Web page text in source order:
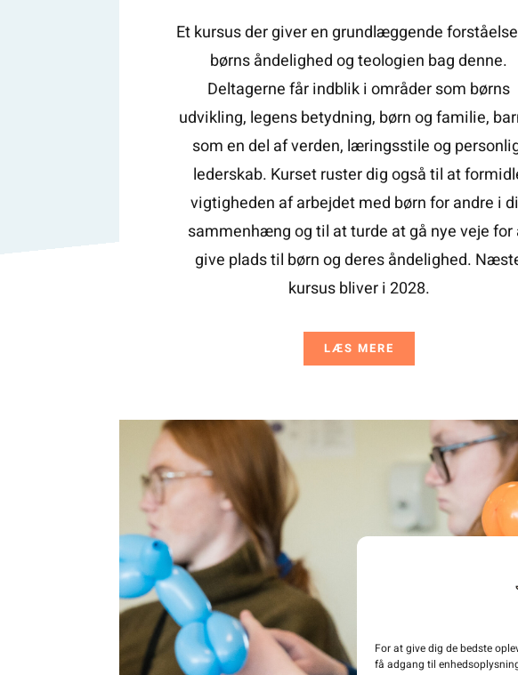
For at give dig de bedste
få adgang til
Et kursus der giver en grundlæggende
børns åndelighed og teologien bag denne.
Deltagerne får indblik i områder som børns
udvikling, legens betydning, børn og familie,
som en del af verden, læringsstile og
lederskab. Kurset ruster dig også til at
vigtigheden af arbejdet med børn for andre i
sammenhæng og til at turde at gå nye veje for
give plads til børn og deres åndelighed.
kursus bliver i 2028.
LÆS MERE